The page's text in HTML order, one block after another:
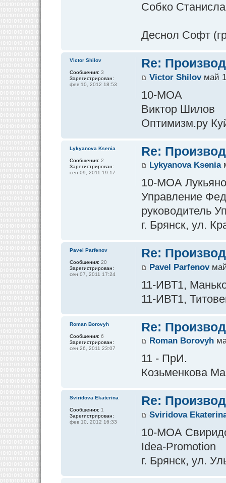
Собко
Деснол Софт
Re:
Victor Shilovмай
10-МОА
Виктор Шилов
Оптимизм.ру
Victor Shilov
Сообщения: 3
Зарегистрирован:
фев 10, 2012 18:53
Re:
Lykyanova Ksenia
10-МОА
Управление
руководитель
г. Брянск, ул.
Lykyanova Ksenia
Сообщения: 2
Зарегистрирован:
сен 09, 2011 19:17
Re:
Pavel Parfenovмай
11-ИВТ1,
11-ИВТ1,
Pavel Parfenov
Сообщения: 20
Зарегистрирован:
сен 07, 2011 17:24
Re:
Roman Borovyh
11 - ПрИ.
Козьменкова
Roman Borovyh
Сообщения: 6
Зарегистрирован:
сен 26, 2011 23:07
Re:
Sviridova
10-МОА
Idea-Promotion
г. Брянск, ул.
Sviridova Ekaterina
Сообщения: 1
Зарегистрирован:
фев 10, 2012 16:33